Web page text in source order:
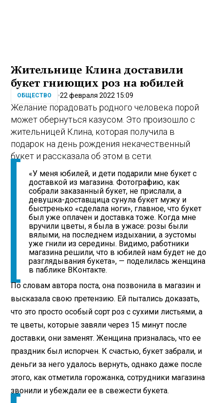
Жительнице Клина доставили
букет гниющих роз на юбилей
ОБЩЕСТВО 22 февраля 2022 15:09
Желание порадовать родного человека порой
может обернуться казусом. Это произошло с
жительницей Клина, которая получила в
подарок на день рождения некачественный
букет и рассказала об этом в сети.
«У меня юбилей, и дети подарили мне букет с
доставкой из магазина. Фотографию, как
собрали заказанный букет, не прислали, а
девушка-доставщица сунула букет мужу и
быстренько «сделала ноги», главное, что букет
был уже оплачен и доставка тоже. Когда мне
вручили цветы, я была в ужасе: розы были
вялыми, на последнем издыхании, а эустомы
уже гнили из середины. Видимо, работники
магазина решили, что в юбилей нам будет не до
разглядывания букета», — поделилась женщина
в паблике ВКонтакте.
По словам автора поста, она позвонила в магазин и
высказала свою претензию. Ей пытались доказать,
что это просто особый сорт роз с сухими листьями, а
те цветы, которые завяли через 15 минут после
доставки, они заменят. Женщина призналась, что ее
праздник был испорчен. К счастью, букет забрали, и
деньги за него удалось вернуть, однако даже после
этого, как отметила горожанка, сотрудники магазина
звонили и убеждали ее в свежести букета.